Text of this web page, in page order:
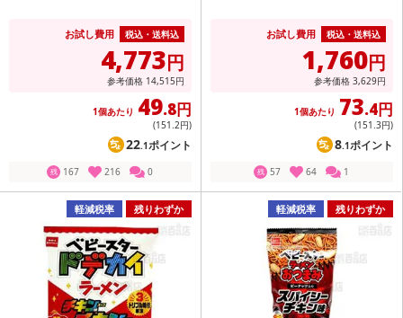
お試し費用 税込・送料込
4,773円
参考価格 14,515円
1個あたり 49.8円
(151 .2円)
22.1ポイント
残 167 216 0
お試し費用 税込・送料込
1,760円
参考価格 3,629円
1個あたり 73.4円
(151 .3円)
8.1ポイント
残 57 64 1
軽減税率 残りわずか 軽減税率 残りわずか